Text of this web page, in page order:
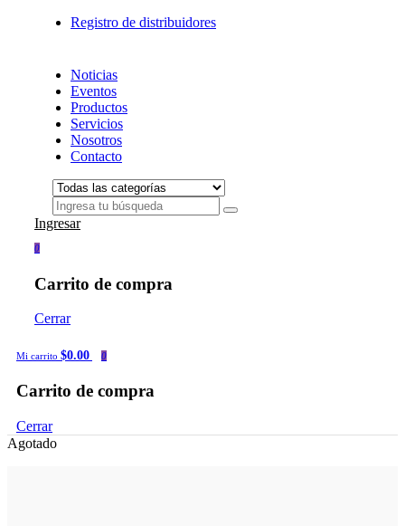
Registro de distribuidores
Noticias
Eventos
Productos
Servicios
Nosotros
Contacto
Ingresar
0
Carrito de compra
Cerrar
Mi carrito $0.00 0
Carrito de compra
Cerrar
Agotado